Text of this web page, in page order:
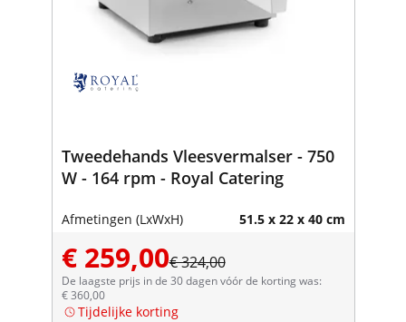
Tweedehands Vleesvermalser - 750
W - 164 rpm - Royal Catering
Afmetingen (LxWxH) 51.5 x 22 x 40 cm
€ 259,00€ 324,00
De laagste prijs in de 30 dagen vóór de korting was:
€ 360,00
Tijdelijke korting